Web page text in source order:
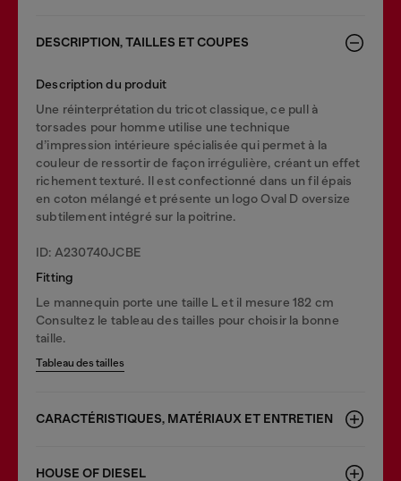
DESCRIPTION, TAILLES ET COUPES
Description du produit
Une réinterprétation du tricot classique, ce pull à
torsades pour homme utilise une technique
d’impression intérieure spécialisée qui permet à la
couleur de ressortir de façon irrégulière, créant un effet
richement texturé. Il est confectionné dans un fil épais
en coton mélangé et présente un logo Oval D oversize
subtilement intégré sur la poitrine.
ID: A230740JCBE
Fitting
Le mannequin porte une taille L et il mesure 182 cm
Consultez le tableau des tailles pour choisir la bonne
taille.
Tableau des tailles
CARACTÉRISTIQUES, MATÉRIAUX ET ENTRETIEN
HOUSE OF DIESEL